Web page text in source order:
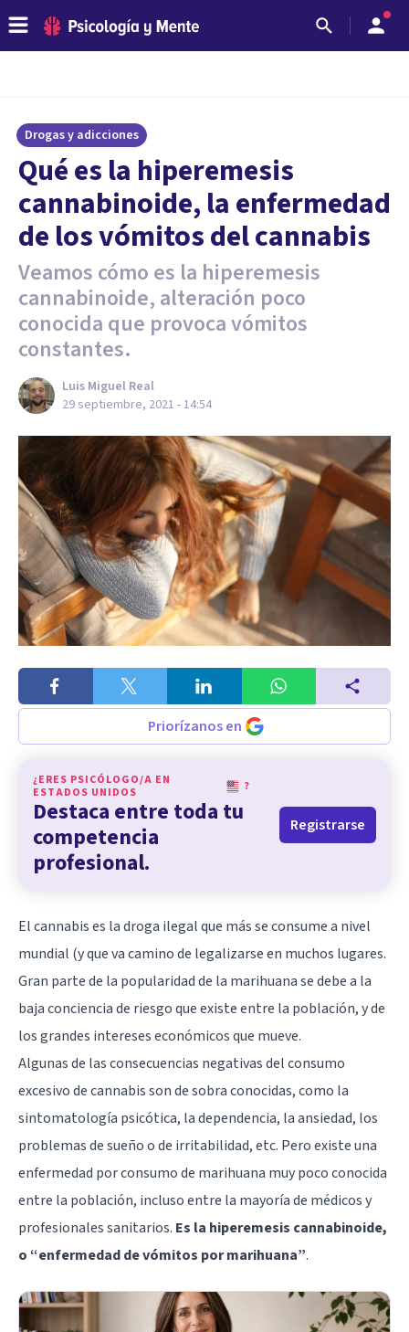
Drogas y adicciones
Qué es la hiperemesis
cannabinoide, la enfermedad
de los vómitos del cannabis
Veamos cómo es la hiperemesis
cannabinoide, alteración poco
conocida que provoca vómitos
constantes.
Luis Miguel Real
29 septiembre, 2021 - 14:54
Priorízanos en
¿ERES PSICÓLOGO/A EN
ESTADOS UNIDOS
?
Destaca entre toda tu
competencia
profesional.
Registrarse
El cannabis es la droga ilegal que más se consume a nivel
mundial (y que va camino de legalizarse en muchos lugares.
Gran parte de la popularidad de la marihuana se debe a la
baja conciencia de riesgo que existe entre la población, y de
los grandes intereses económicos que mueve.
Algunas de las consecuencias negativas del consumo
excesivo de cannabis son de sobra conocidas, como la
sintomatología psicótica, la dependencia, la ansiedad, los
problemas de sueño o de irritabilidad, etc. Pero existe una
enfermedad por consumo de marihuana muy poco conocida
entre la población, incluso entre la mayoría de médicos y
profesionales sanitarios. Es la hiperemesis cannabinoide,
o “enfermedad de vómitos por marihuana”.